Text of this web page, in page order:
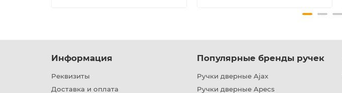
Информация
Реквизиты
Доставка и оплата
Популярные бренды ручек
Ручки дверные Ajax
Ручки дверные Apecs